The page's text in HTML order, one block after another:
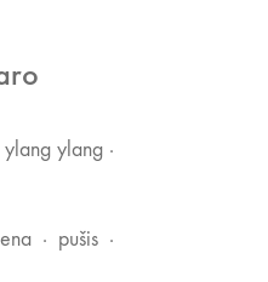
ylang ·
· pušis ·